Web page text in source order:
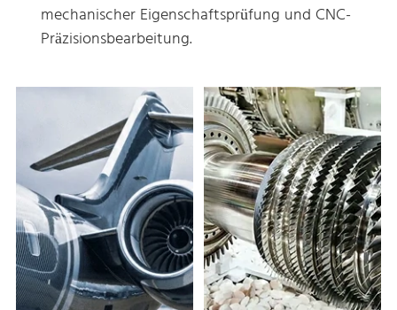
mechanischer Eigenschaftsprüfung und CNC-
Präzisionsbearbeitung.